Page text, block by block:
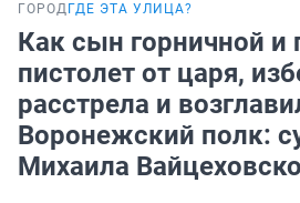
ГОРОД ГДЕ ЭТА УЛИЦА?
Как сын горничной и
пистолет от царя,
расстрела и
Воронежский полк:
Михаила